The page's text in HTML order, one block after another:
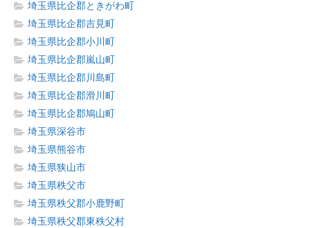
埼玉県比企郡ときがわ町
埼玉県比企郡吉見町
埼玉県比企郡小川町
埼玉県比企郡嵐山町
埼玉県比企郡川島町
埼玉県比企郡滑川町
埼玉県比企郡鳩山町
埼玉県深谷市
埼玉県熊谷市
埼玉県狭山市
埼玉県秩父市
埼玉県秩父郡小鹿野町
埼玉県秩父郡東秩父村